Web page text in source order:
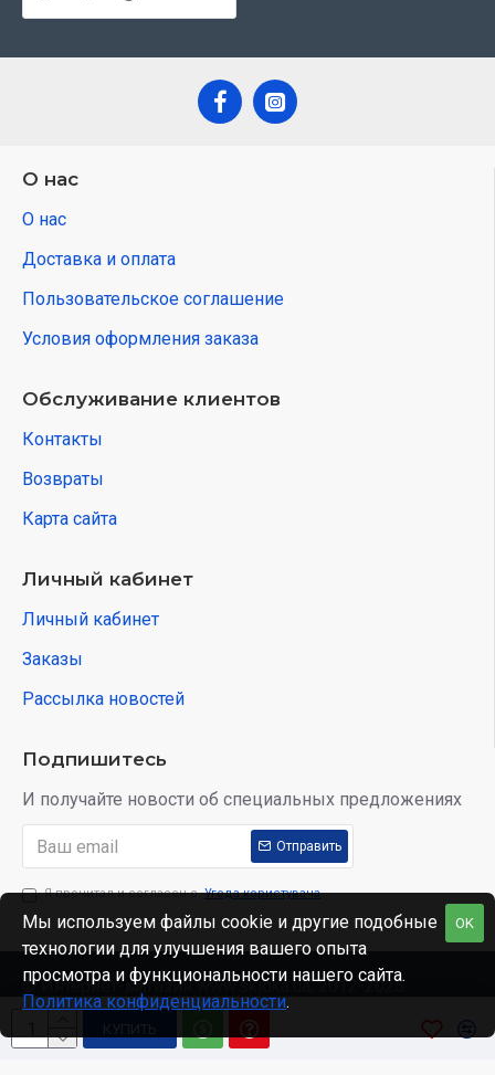
КУПИТЬ
О нас
О нас
Доставка и оплата
Пользовательское соглашение
Условия оформления заказа
Обслуживание клиентов
Контакты
Возвраты
Карта сайта
Личный кабинет
Личный кабинет
Заказы
Рассылка новостей
Подпишитесь
И получайте новости об специальных предложениях
Отправить
Я прочитал и согласен с Угода користувача
© Интернет-магазин www.skidka.ua, 2012-2025.
OK
Мы используем файлы cookie и другие подобные
технологии для улучшения вашего опыта
просмотра и функциональности нашего сайта.
Политика конфиденциальности.